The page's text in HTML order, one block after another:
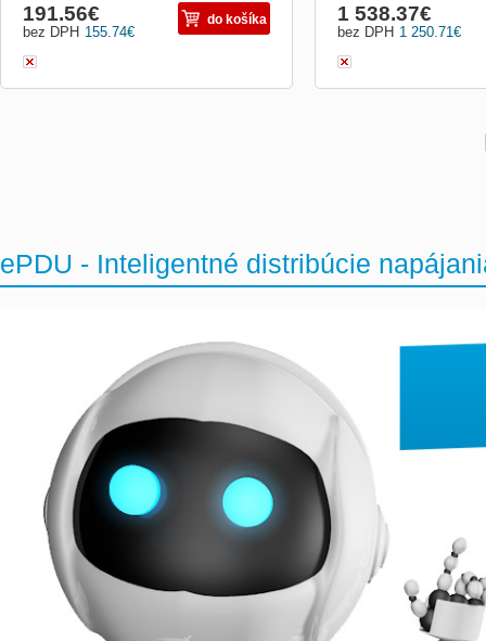
155.74€
bez DPH
191.56€ do košíka
1 250.71 €
bez DPH
1 538.37€
ePDU - Inteligentné distribúcie